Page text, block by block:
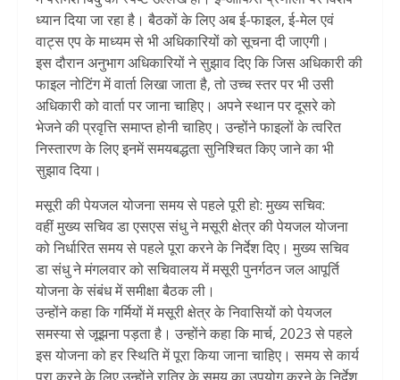
ध्यान दिया जा रहा है। बैठकों के लिए अब ई-फाइल, ई-मेल एवं
वाट्स एप के माध्यम से भी अधिकारियों को सूचना दी जाएगी।
इस दौरान अनुभाग अधिकारियों ने सुझाव दिए कि जिस अधिकारी की
फाइल नोटिंग में वार्ता लिखा जाता है, तो उच्च स्तर पर भी उसी
अधिकारी को वार्ता पर जाना चाहिए। अपने स्थान पर दूसरे को
भेजने की प्रवृत्ति समाप्त होनी चाहिए। उन्होंने फाइलों के त्वरित
निस्तारण के लिए इनमें समयबद्धता सुनिश्चित किए जाने का भी
सुझाव दिया।
मसूरी की पेयजल योजना समय से पहले पूरी हो: मुख्य सचिव:
वहीं मुख्य सचिव डा एसएस संधु ने मसूरी क्षेत्र की पेयजल योजना
को निर्धारित समय से पहले पूरा करने के निर्देश दिए। मुख्य सचिव
डा संधु ने मंगलवार को सचिवालय में मसूरी पुनर्गठन जल आपूर्ति
योजना के संबंध में समीक्षा बैठक ली।
उन्होंने कहा कि गर्मियों में मसूरी क्षेत्र के निवासियों को पेयजल
समस्या से जूझना पड़ता है। उन्होंने कहा कि मार्च, 2023 से पहले
इस योजना को हर स्थिति में पूरा किया जाना चाहिए। समय से कार्य